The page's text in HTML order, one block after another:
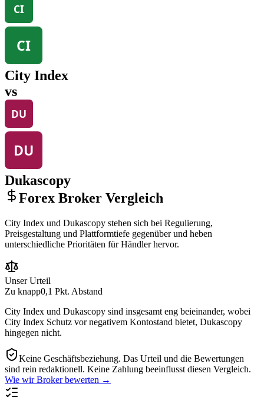
City Index
vs
Dukascopy
Forex Broker Vergleich
City Index und Dukascopy stehen sich bei Regulierung,
Preisgestaltung und Plattformtiefe gegenüber und heben
unterschiedliche Prioritäten für Händler hervor.
Unser Urteil
Zu knapp0,1 Pkt. Abstand
City Index und Dukascopy sind insgesamt eng beieinander, wobei
City Index Schutz vor negativem Kontostand bietet, Dukascopy
hingegen nicht.
Keine Geschäftsbeziehung. Das Urteil und die Bewertungen
sind rein redaktionell. Keine Zahlung beeinflusst diesen Vergleich.
Wie wir Broker bewerten →